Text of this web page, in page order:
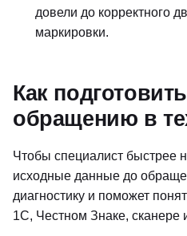
довели до корректного
маркировки.
Как
обращению в
Чтобы специалист быстрее
исходные данные до
диагностику и поможет
1С, Честном Знаке, сканере